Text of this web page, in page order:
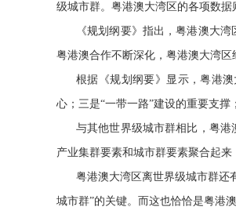
级城市群。粤港澳大湾区的各项数
《规划纲要》指出，粤港澳大
粤港澳合作不断深化，粤港澳大湾
根据《规划纲要》显示，粤港
心；三是“一带一路”建设的重要支
与其他世界级城市群相比，粤
产业集群要素和城市群要素聚合起
粤港澳大湾区离世界级城市群还
城市群”的关键。而这也恰恰是粤港